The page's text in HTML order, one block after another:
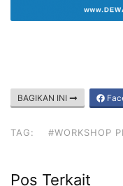
BAGIKAN INI
TAG: #WORKSHOP
Pos Terkait